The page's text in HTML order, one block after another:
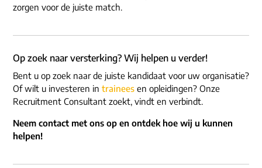
zorgen voor de juiste match.
Op zoek naar versterking? Wij helpen u verder!
Bent u op zoek naar de juiste kandidaat voor uw organisatie?
Of wilt u investeren in trainees en opleidingen? Onze
Recruitment Consultant zoekt, vindt en verbindt.
Neem contact met ons op en ontdek hoe wij u kunnen
helpen!